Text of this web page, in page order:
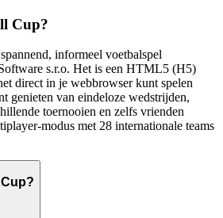
Cup?
informeel voetbalspel
s.r.o. Het is een HTML5 (H5)
direct in je webbrowser kunt spelen
genieten van eindeloze wedstrijden,
toernooien en zelfs vrienden
modus met 28 internationale teams